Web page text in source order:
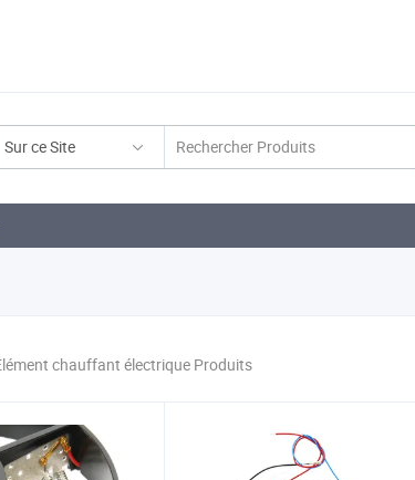
Sur ce Site
chauffant électrique Produits